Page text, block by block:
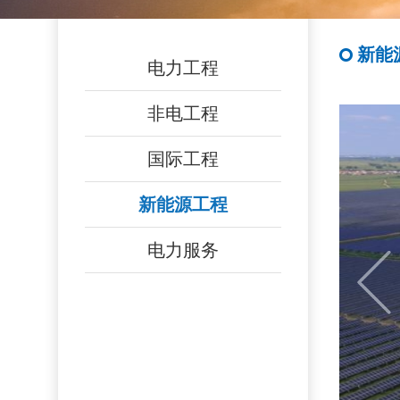
电力工程
非电工程
国际工程
新能源工程
电力服务
新能